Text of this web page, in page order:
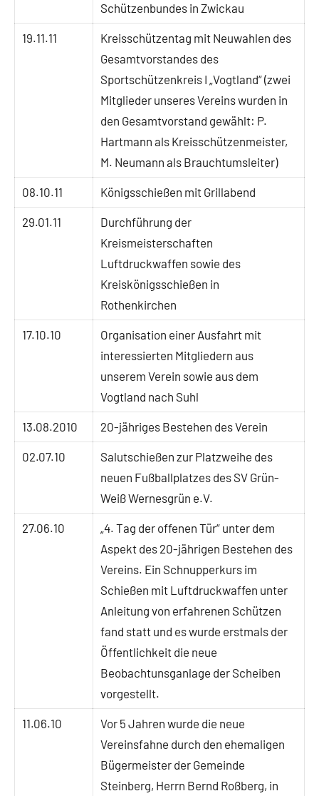
Schützenbundes in Zwickau
19.11.11
Kreisschützentag mit Neuwahlen des
Gesamtvorstandes des
Sportschützenkreis I „Vogtland“ (zwei
Mitglieder unseres Vereins wurden in
den Gesamtvorstand gewählt: P.
Hartmann als Kreisschützenmeister,
M. Neumann als Brauchtumsleiter)
08.10.11 Königsschießen mit Grillabend
29.01.11
Durchführung der
Kreismeisterschaften
Luftdruckwaffen sowie des
Kreiskönigsschießen in
Rothenkirchen
17.10.10
Organisation einer Ausfahrt mit
interessierten Mitgliedern aus
unserem Verein sowie aus dem
Vogtland nach Suhl
13.08.2010 20-jähriges Bestehen des Verein
02.07.10
Salutschießen zur Platzweihe des
neuen Fußballplatzes des SV Grün-
Weiß Wernesgrün e.V.
27.06.10
„4. Tag der offenen Tür“ unter dem
Aspekt des 20-jährigen Bestehen des
Vereins. Ein Schnupperkurs im
Schießen mit Luftdruckwaffen unter
Anleitung von erfahrenen Schützen
fand statt und es wurde erstmals der
Öffentlichkeit die neue
Beobachtunsganlage der Scheiben
vorgestellt.
11.06.10
Vor 5 Jahren wurde die neue
Vereinsfahne durch den ehemaligen
Bügermeister der Gemeinde
Steinberg, Herrn Bernd Roßberg, in